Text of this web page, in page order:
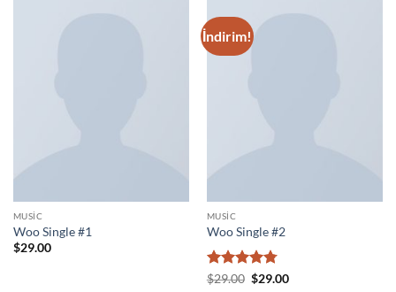
MUSIC
Woo Single #1
$29.00
İndirim!
MUSIC
Woo Single #2
5
$29.00 Orijinal
$29.00Şu